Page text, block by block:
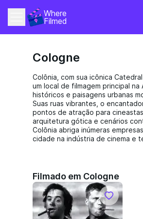
Where
Filmed
Cologne
Colônia, com sua icônica
um local de filmagem principal
históricos e paisagens urbanas
Suas ruas vibrantes, o
pontos de atração para
arquitetura gótica e cenários
Colônia abriga inúmeras
cidade na indústria de cinema e
Filmado em Cologne